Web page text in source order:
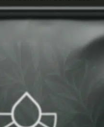
moment
objectif ?